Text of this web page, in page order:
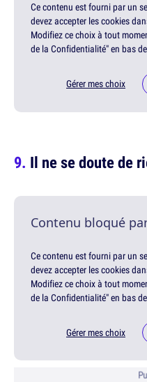
Ce contenu est fourni par un
devez accepter les cookies
Modifiez ce choix à tout
de la Confidentialité" en bas
Gérer mes choix
Il ne se doute de
Contenu bloqué
Ce contenu est fourni par un
devez accepter les cookies
Modifiez ce choix à tout
de la Confidentialité" en bas
Gérer mes choix